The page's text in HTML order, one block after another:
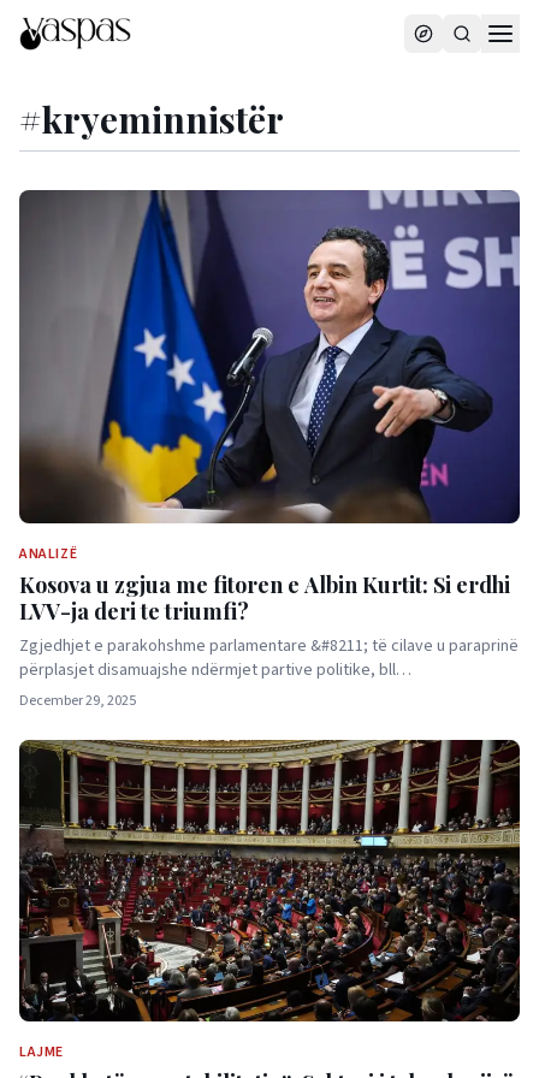
#kryeminnistër
ANALIZË
Kosova u zgjua me fitoren e Albin Kurtit: Si erdhi
LVV-ja deri te triumfi?
Zgjedhjet e parakohshme parlamentare &#8211; të cilave u paraprinë
përplasjet disamuajshe ndërmjet partive politike, bll…
December 29, 2025
LAJME